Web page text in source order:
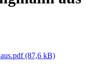
(87,6 kB)